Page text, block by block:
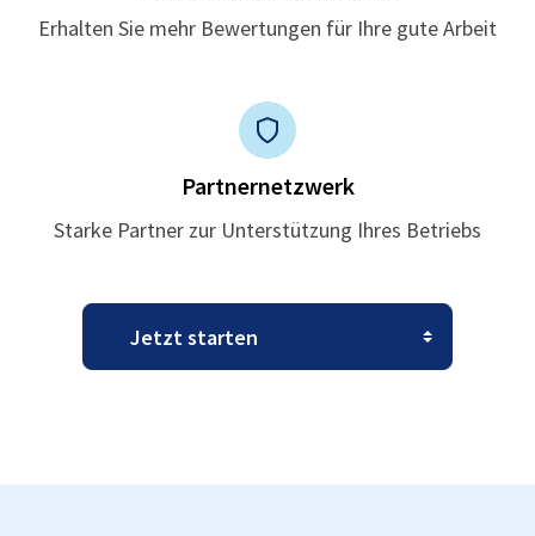
Erhalten Sie mehr Bewertungen für Ihre gute Arbeit
Partnernetzwerk
Starke Partner zur Unterstützung Ihres Betriebs